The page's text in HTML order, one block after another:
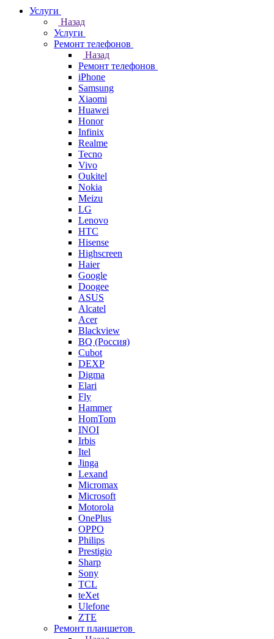
Услуги
Назад
Услуги
Ремонт телефонов
Назад
Ремонт телефонов
iPhone
Samsung
Xiaomi
Huawei
Honor
Infinix
Realme
Tecno
Vivo
Oukitel
Nokia
Meizu
LG
Lenovo
HTC
Hisense
Highscreen
Haier
Google
Doogee
ASUS
Alcatel
Acer
Blackview
BQ (Россия)
Cubot
DEXP
Digma
Elari
Fly
Hammer
HomTom
INOI
Irbis
Itel
Jinga
Lexand
Micromax
Microsoft
Motorola
OnePlus
OPPO
Philips
Prestigio
Sharp
Sony
TCL
teXet
Ulefone
ZTE
Ремонт планшетов